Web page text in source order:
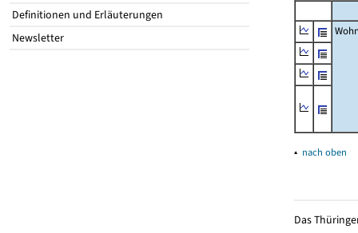
Definitionen und Erläuterungen
Newsletter
▴ nach oben
Das